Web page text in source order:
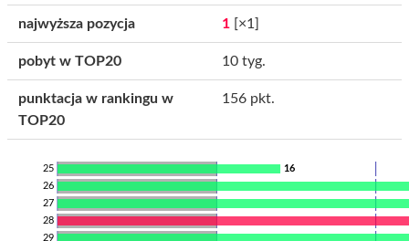
najwyższa pozycja 1 [×1]
pobyt w TOP20 10 tyg.
punktacja w rankingu w
TOP20
156 pkt.
16
25
26
27
28
29